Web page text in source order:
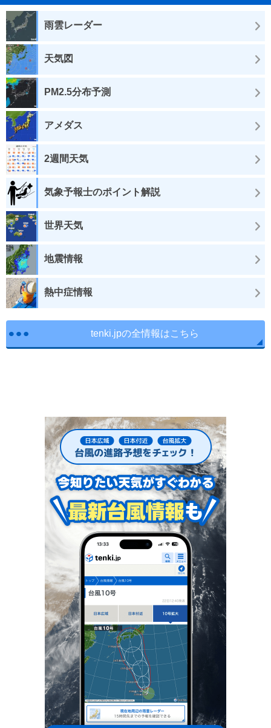
雨雲レーダー
天気図
PM2.5分布予測
アメダス
2週間天気
気象予報士のポイント解説
世界天気
地震情報
熱中症情報
tenki.jpの全情報はこちら